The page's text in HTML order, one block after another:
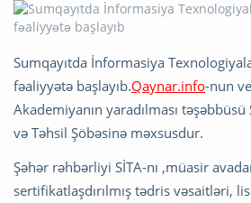
Sumqayıtda İnformasiya
fəaliyyətə başlayıb.Qaynar.info-nun
Akademiyanın yaradılması
və Təhsil Şöbəsinə məxsusdur.
Şəhər rəhbərliyi SİTA-nı ,müasir
sertifikatlaşdırılmış tədris vəsaitləri,